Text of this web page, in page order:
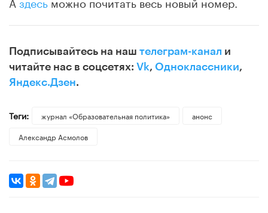
Подписывайтесь на наш телеграм-канал и
читайте нас в соцсетях: Vk, Одноклассники,
Яндекс.Дзен.
Теги: журнал «Образовательная политика»
анонс
Александр Асмолов